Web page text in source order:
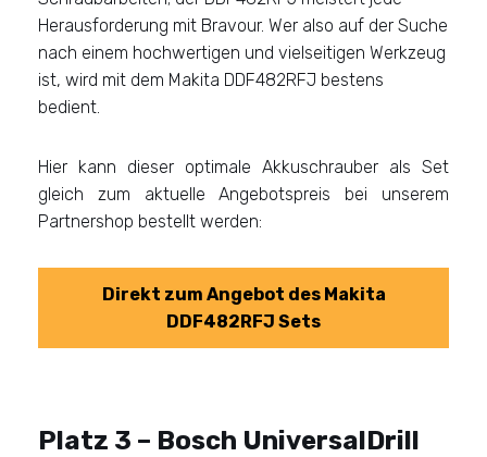
Herausforderung mit Bravour. Wer also auf der Suche
nach einem hochwertigen und vielseitigen Werkzeug
ist, wird mit dem Makita DDF482RFJ bestens
bedient.
Hier kann dieser optimale Akkuschrauber als Set
gleich zum aktuelle Angebotspreis bei unserem
Partnershop bestellt werden:
Direkt zum Angebot des Makita
DDF482RFJ Sets
Platz 3 – Bosch UniversalDrill